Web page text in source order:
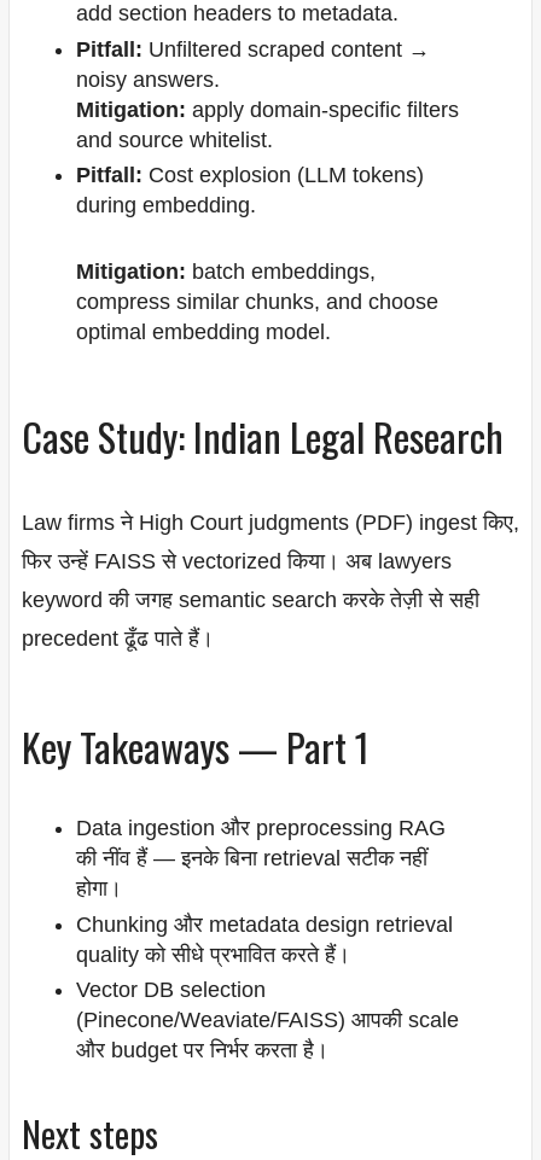
add section headers to metadata.
Pitfall: Unfiltered scraped content →
noisy answers.
Mitigation: apply domain-specific filters
and source whitelist.
Pitfall: Cost explosion (LLM tokens)
during embedding.
Mitigation: batch embeddings,
compress similar chunks, and choose
optimal embedding model.
Case Study: Indian Legal Research
Law firms ने High Court judgments (PDF) ingest किए,
फिर उन्हें FAISS से vectorized किया। अब lawyers
keyword की जगह semantic search करके तेज़ी से सही
precedent ढूँढ पाते हैं।
Key Takeaways — Part 1
Data ingestion और preprocessing RAG
की नींव हैं — इनके बिना retrieval सटीक नहीं
होगा।
Chunking और metadata design retrieval
quality को सीधे प्रभावित करते हैं।
Vector DB selection
(Pinecone/Weaviate/FAISS) आपकी scale
और budget पर निर्भर करता है।
Next steps